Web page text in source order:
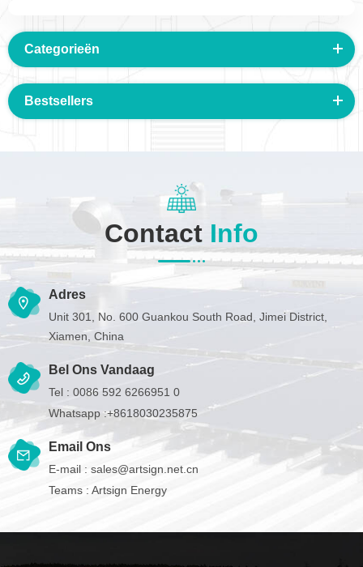
Categorieën
Bestsellers
Contact Info
Adres
Unit 301, No. 600 Guankou South Road, Jimei District,
Xiamen, China
Bel Ons Vandaag
Tel : 0086 592 6266951 0
Whatsapp :+8618030235875
Email Ons
E-mail : sales@artsign.net.cn
Teams : Artsign Energy